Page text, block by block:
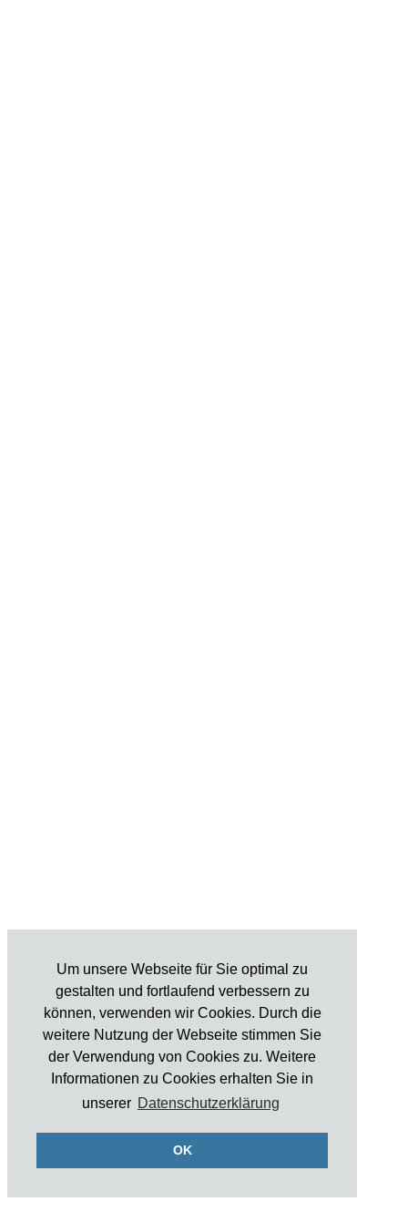
Um unsere Webseite für Sie optimal zu
gestalten und fortlaufend verbessern zu
können, verwenden wir Cookies. Durch die
weitere Nutzung der Webseite stimmen Sie
der Verwendung von Cookies zu. Weitere
Informationen zu Cookies erhalten Sie in
unserer Datenschutzerklärung
OK